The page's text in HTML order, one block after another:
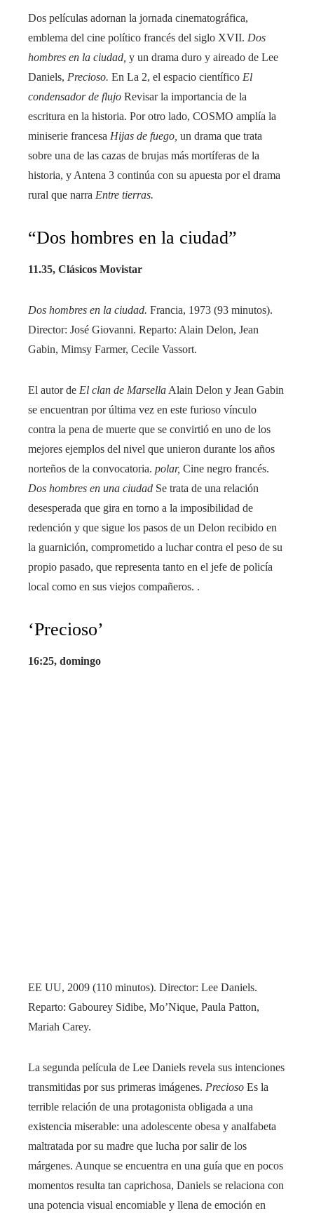
Dos películas adornan la jornada cinematográfica,
emblema del cine político francés del siglo XVII. Dos
hombres en la ciudad, y un drama duro y aireado de Lee
Daniels, Precioso. En La 2, el espacio científico El
condensador de flujo Revisar la importancia de la
escritura en la historia. Por otro lado, COSMO amplía la
miniserie francesa Hijas de fuego, un drama que trata
sobre una de las cazas de brujas más mortíferas de la
historia, y Antena 3 continúa con su apuesta por el drama
rural que narra Entre tierras.
“Dos hombres en la ciudad”
11.35, Clásicos Movistar
Dos hombres en la ciudad. Francia, 1973 (93 minutos).
Director: José Giovanni. Reparto: Alain Delon, Jean
Gabin, Mimsy Farmer, Cecile Vassort.
El autor de El clan de Marsella Alain Delon y Jean Gabin
se encuentran por última vez en este furioso vínculo
contra la pena de muerte que se convirtió en uno de los
mejores ejemplos del nivel que unieron durante los años
norteños de la convocatoria. polar, Cine negro francés.
Dos hombres en una ciudad Se trata de una relación
desesperada que gira en torno a la imposibilidad de
redención y que sigue los pasos de un Delon recibido en
la guarnición, comprometido a luchar contra el peso de su
propio pasado, que representa tanto en el jefe de policía
local como en sus viejos compañeros. .
‘Precioso’
16:25, domingo
EE UU, 2009 (110 minutos). Director: Lee Daniels.
Reparto: Gabourey Sidibe, Mo’Nique, Paula Patton,
Mariah Carey.
La segunda película de Lee Daniels revela sus intenciones
transmitidas por sus primeras imágenes. Precioso Es la
terrible relación de una protagonista obligada a una
existencia miserable: una adolescente obesa y analfabeta
maltratada por su madre que lucha por salir de los
márgenes. Aunque se encuentra en una guía que en pocos
momentos resulta tan caprichosa, Daniels se relaciona con
una potencia visual encomiable y llena de emoción en